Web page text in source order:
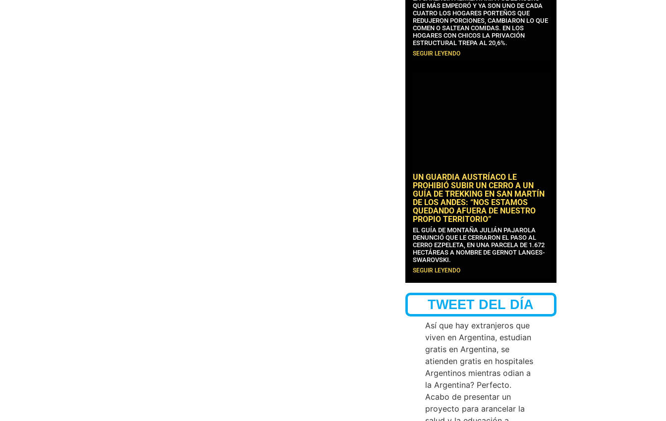
QUE MÁS EMPEORÓ Y YA SON UNO DE CADA
CUATRO LOS HOGARES PORTEÑOS QUE
REDUJERON PORCIONES, CAMBIARON LO QUE
COMEN O SALTEAN COMIDAS. EN LOS
HOGARES CON CHICOS LA PRIVACIÓN
ESTRUCTURAL TREPA AL 20,6%.
SEGUIR LEYENDO
UN GUARDIA AUSTRÍACO LE
PROHIBIÓ SUBIR UN CERRO A UN
GUÍA DE TREKKING EN SAN MARTÍN
DE LOS ANDES: “NOS ESTAMOS
QUEDANDO AFUERA DE NUESTRO
PROPIO TERRITORIO”
EL GUÍA DE MONTAÑA JULIÁN PAJAROLA
DENUNCIÓ QUE LE CERRARON EL PASO AL
CERRO EZPELETA, EN UNA PARCELA DE 1.672
HECTÁREAS A NOMBRE DE GERNOT LANGES-
SWAROVSKI.
SEGUIR LEYENDO
TWEET DEL DÍA
Así que hay extranjeros que
viven en Argentina, estudian
gratis en Argentina, se
atienden gratis en hospitales
Argentinos mientras odian a
la Argentina? Perfecto.
Acabo de presentar un
proyecto para arancelar la